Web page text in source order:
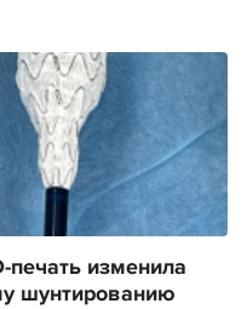
печать изменила
шунтированию